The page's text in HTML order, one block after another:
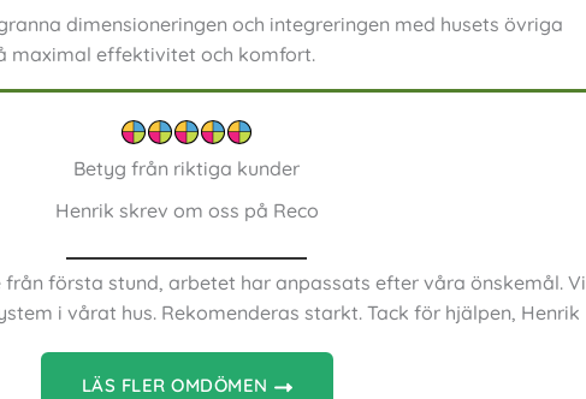
dimensioneringen och integreringen med husets övriga
maximal effektivitet och komfort.
Betyg från riktiga kunder
Henrik skrev om oss på Reco
första stund, arbetet har anpassats efter våra önskemål. Vi
i vårat hus. Rekomenderas starkt. Tack för hjälpen, Henrik
LÄS FLER OMDÖMEN